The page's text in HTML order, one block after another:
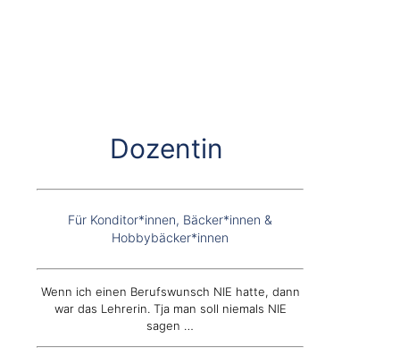
Dozentin
Für Konditor*innen, Bäcker*innen &
Hobbybäcker*innen
Wenn ich einen Berufswunsch NIE hatte, dann
war das Lehrerin. Tja man soll niemals NIE
sagen …